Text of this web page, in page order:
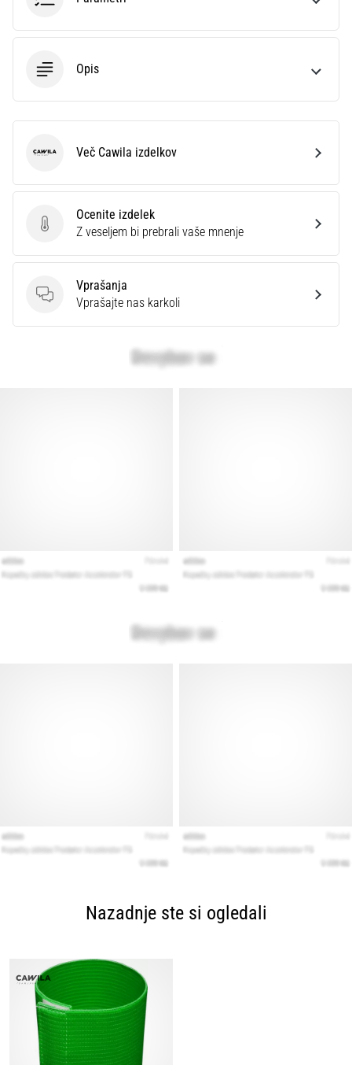
Opis
Ocenite izdelek
Ocenite izdelek
Z veseljem bi prebrali vaše mnenje
Vprašanja
Vprašanja
Vprašajte nas karkoli
Cawila Več Cawila izdelkov
Nazadnje ste si ogledali